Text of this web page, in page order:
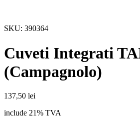
SKU: 390364
Cuveti Integrati
(Campagnolo)
137,50 lei
include 21% TVA